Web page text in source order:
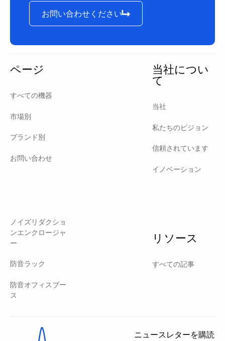
お問い合わせください
お問い合わせください
ページ
すべての機器
市場別
ブランド別
お問い合わせ
ノイズリダクショ
ンエンクロージャ
ー
防音ラック
防音オフィスブー
ス
当社につい
て
当社
私たちのビジョン
信頼されています
イノベーション
リソース
すべての記事
ニュースレターを購読